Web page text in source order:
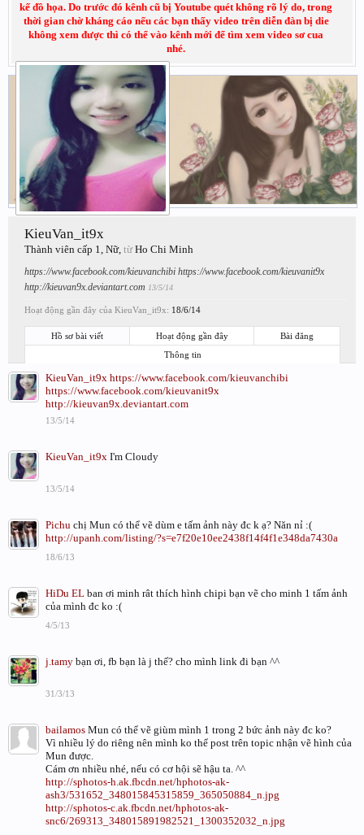
kế đồ họa. Do trước đó kênh cũ bị Youtube quét không rõ lý do, trong
thời gian chờ kháng cáo nếu các bạn thấy video trên diễn đàn bị die
không xem được thì có thể vào kênh mới để tìm xem video sơ cua
nhé.
KieuVan_it9x
Thành viên cấp 1, Nữ, từ Ho Chi Minh
https://www.facebook.com/kieuvanchibi https://www.facebook.com/kieuvanit9x
http://kieuvan9x.deviantart.com 13/5/14
Hoạt động gần đây của KieuVan_it9x: 18/6/14
Hồ sơ bài viết Hoạt động gần đây
Bài đăng
Thông tin
KieuVan_it9x https://www.facebook.com/kieuvanchibi
https://www.facebook.com/kieuvanit9x
http://kieuvan9x.deviantart.com
13/5/14
KieuVan_it9x I'm Cloudy
13/5/14
Pichu chị Mun có thể vẽ dùm e tấm ảnh này đc k ạ? Năn nỉ :(
http://upanh.com/listing/?s=e7f20e10ee2438f14f4f1e348da7430a
18/6/13
HiDu EL ban ơi minh rât thích hình chipi bạn vẽ cho minh 1 tấm ảnh
của mình đc ko :(
4/5/13
j.tamy bạn ơi, fb bạn là j thế? cho mình link đi bạn ^^
31/3/13
bailamos Mun có thể vẽ giùm mình 1 trong 2 bức ảnh này đc ko?
Vì nhiều lý do riêng nên mình ko thể post trên topic nhận vẽ hình của
Mun được.
Cám ơn nhiều nhé, nếu có cơ hội sẽ hậu ta. ^^
http://sphotos-h.ak.fbcdn.net/hphotos-ak-
ash3/531652_348015845315859_365050884_n.jpg
http://sphotos-c.ak.fbcdn.net/hphotos-ak-
snc6/269313_348015891982521_1300352032_n.jpg